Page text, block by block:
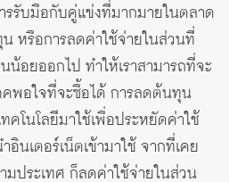
รรับมือกับคู่แข่งที่มากมายในตลาด
หรือการลดค่าใช้จ่ายในส่วนที่
น้อยออกไป ทำให้เราสามารถที่จะ
พอใจที่จะซื้อได้ การลดต้นทุน
คโนโลยีมาใช้เพื่อประหยัดค่าใช้
นเตอร์เน็ตเข้ามาใช้ จากที่เคย
ประเทศ ก็ลดค่าใช้จ่ายในส่วน